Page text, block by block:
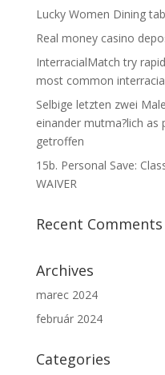
Lucky Women Dining
Real money casino
InterracialMatch try
most common
Selbige letzten zwei
einander mutma?lich
getroffen
15b. Personal Save:
WAIVER
Recent Comments
Archives
marec 2024
február 2024
Categories